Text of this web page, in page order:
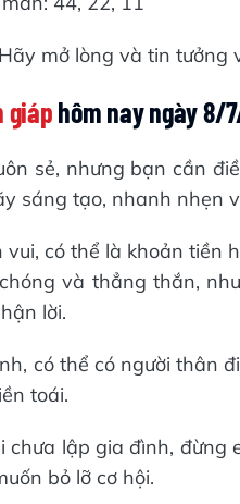
mở lòng và tin tưởng
giáphôm nay ngày 8/
sẻ, nhưng bạn cần
sáng tạo, nhanh nhẹn
vui, có thể là khoản tiền
và thẳng thắn,
lời.
có thể có người thân
toái.
chưa lập gia đình, đừng
bỏ lỡ cơ hội.